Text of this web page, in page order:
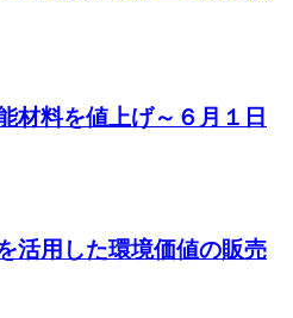
材料を値上げ～６月１日
活用した環境価値の販売